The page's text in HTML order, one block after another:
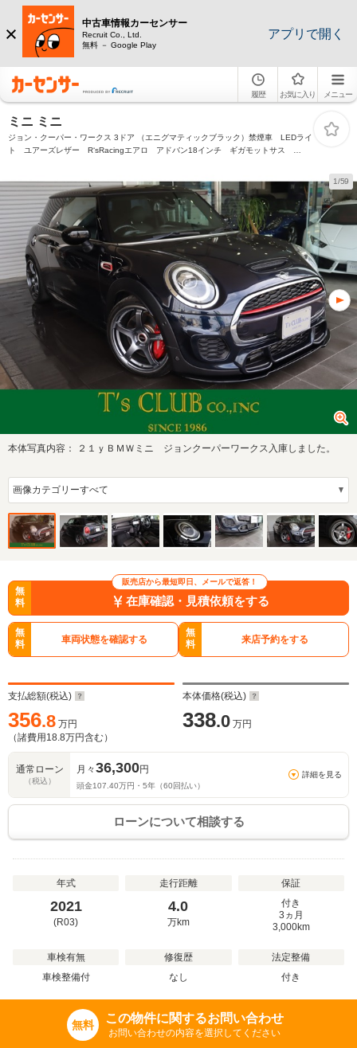
中古車情報カーセンサー
Recruit Co., Ltd.
無料 － Google Play
アプリで開く
履歴 お気に入り メニュー
ミニ ミニ
ジョン・クーパー・ワークス 3ドア （エニグマティックブラック）禁煙車 LEDライ
ト ユアーズレザー R‘sRacingエアロ アドバン18インチ ギガモットサス
1/59
本体写真内容： ２１ｙＢＭＷミニ ジョンクーパーワークス入庫しました。
販売店から最短即日、メールで返答！
無
料
在庫確認・見積依頼をする
無
料
車両状態を確認する
無
料
来店予約をする
支払総額(税込)
356.8 万円
（諸費用 18.8万円含む）
本体価格(税込)
338.0 万円
通常ローン
（税込）
月々36,300円
頭金107.40万円・ 5年（60 回払い）
詳細を見る
ローンについて相談する
年式
2021
(R03)
走行距離
4.0
万km
保証
付き
3ヵ月
3,000km
車検有無
車検整備付
修復歴
なし
法定整備
付き
無料 この物件に関するお問い合わせ
お問い合わせの内容を選択してください